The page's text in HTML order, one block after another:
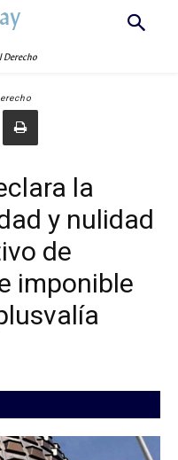
Derecho
la
y nulidad
de
imponible